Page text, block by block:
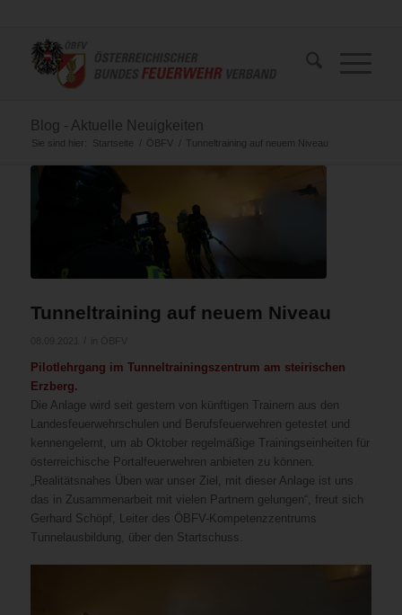
Blog - Aktuelle Neuigkeiten
Sie sind hier: Startseite / ÖBFV / Tunneltraining auf neuem Niveau
Tunneltraining auf neuem Niveau
Pilotlehrgang im Tunneltrainingszentrum am steirischen
Erzberg.
Die Anlage wird seit gestern von künftigen Trainern aus den
Landesfeuerwehrschulen und Berufsfeuerwehren getestet und
kennengelernt, um ab Oktober regelmäßige Trainingseinheiten für
österreichische Portalfeuerwehren anbieten zu können.
„Realitätsnahes Üben war unser Ziel, mit dieser Anlage ist uns
das in Zusammenarbeit mit vielen Partnern gelungen“, freut sich
Gerhard Schöpf, Leiter des ÖBFV-Kompetenzzentrums
Tunnelausbildung, über den Startschuss.